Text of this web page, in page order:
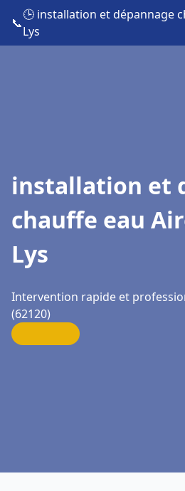
📞
🕒 installation et dépannage
Lys
installation et
chauffe eau
Lys
Intervention rapide et
(62120)